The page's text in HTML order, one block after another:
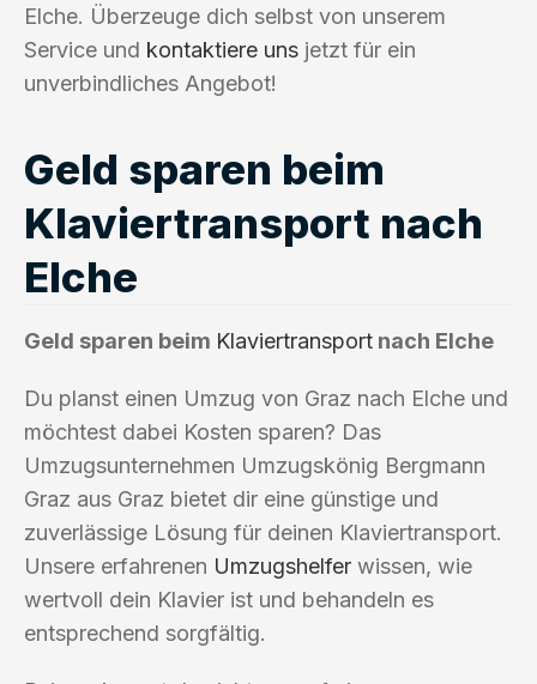
Elche. Überzeuge dich selbst von unserem
Service und kontaktiere uns jetzt für ein
unverbindliches Angebot!
Geld sparen beim
Klaviertransport nach
Elche
Geld sparen beim Klaviertransport nach Elche
Du planst einen Umzug von Graz nach Elche und
möchtest dabei Kosten sparen? Das
Umzugsunternehmen Umzugskönig Bergmann
Graz aus Graz bietet dir eine günstige und
zuverlässige Lösung für deinen Klaviertransport.
Unsere erfahrenen Umzugshelfer wissen, wie
wertvoll dein Klavier ist und behandeln es
entsprechend sorgfältig.